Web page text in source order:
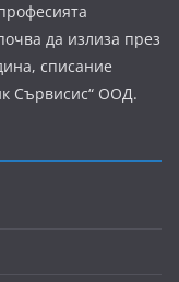
да излиза през
списание
Сървисис“ ООД.